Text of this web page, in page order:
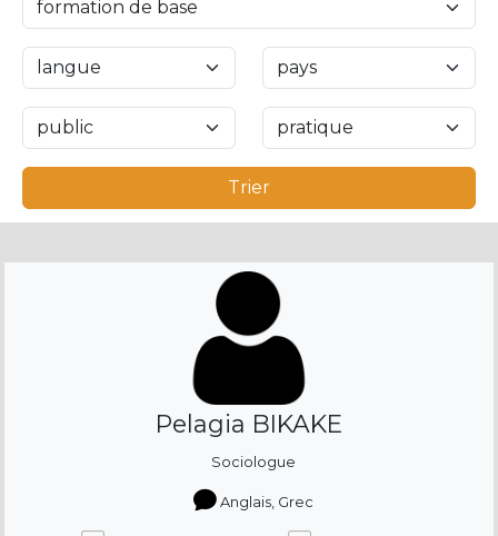
Trier
Pelagia BIKAKE
Sociologue
Anglais, Grec